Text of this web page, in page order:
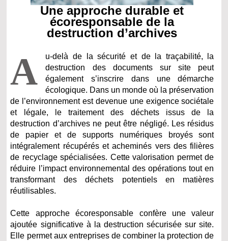
Une approche durable et
écoresponsable de la
destruction d’archives
A
u-delà de la sécurité et de la traçabilité, la
destruction des documents sur site peut
également s’inscrire dans une démarche
écologique. Dans un monde où la préservation
de l’environnement est devenue une exigence sociétale
et légale, le traitement des déchets issus de la
destruction d’archives ne peut être négligé. Les résidus
de papier et de supports numériques broyés sont
intégralement récupérés et acheminés vers des filières
de recyclage spécialisées. Cette valorisation permet de
réduire l’impact environnemental des opérations tout en
transformant des déchets potentiels en matières
réutilisables.
Cette approche écoresponsable confère une valeur
ajoutée significative à la destruction sécurisée sur site.
Elle permet aux entreprises de combiner la protection de